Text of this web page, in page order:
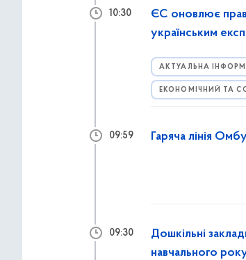
ЄС оновлює
українським
АКТУАЛЬНА
ЕКОНОМІЧНИЙ ТА
10:30
Гаряча лінія
09:59
Дошкільні
навчального
09:30